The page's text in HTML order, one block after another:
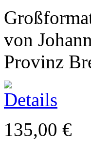
von
Provinz
135,00 €